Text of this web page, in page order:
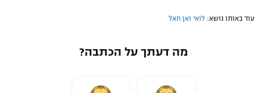
עוד באותו נושא: לואי ואן חאל
מה דעתך על הכתבה?